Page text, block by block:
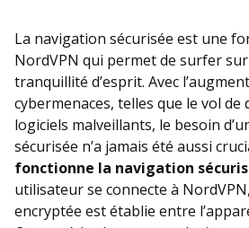
La navigation sécurisée est une
NordVPN qui permet de surfer
tranquillité d’esprit. Avec
cybermenaces, telles que le vol de
logiciels malveillants, le besoin
sécurisée n’a jamais été aussi
fonctionne la navigation
utilisateur se connecte à
encryptée est établie entre